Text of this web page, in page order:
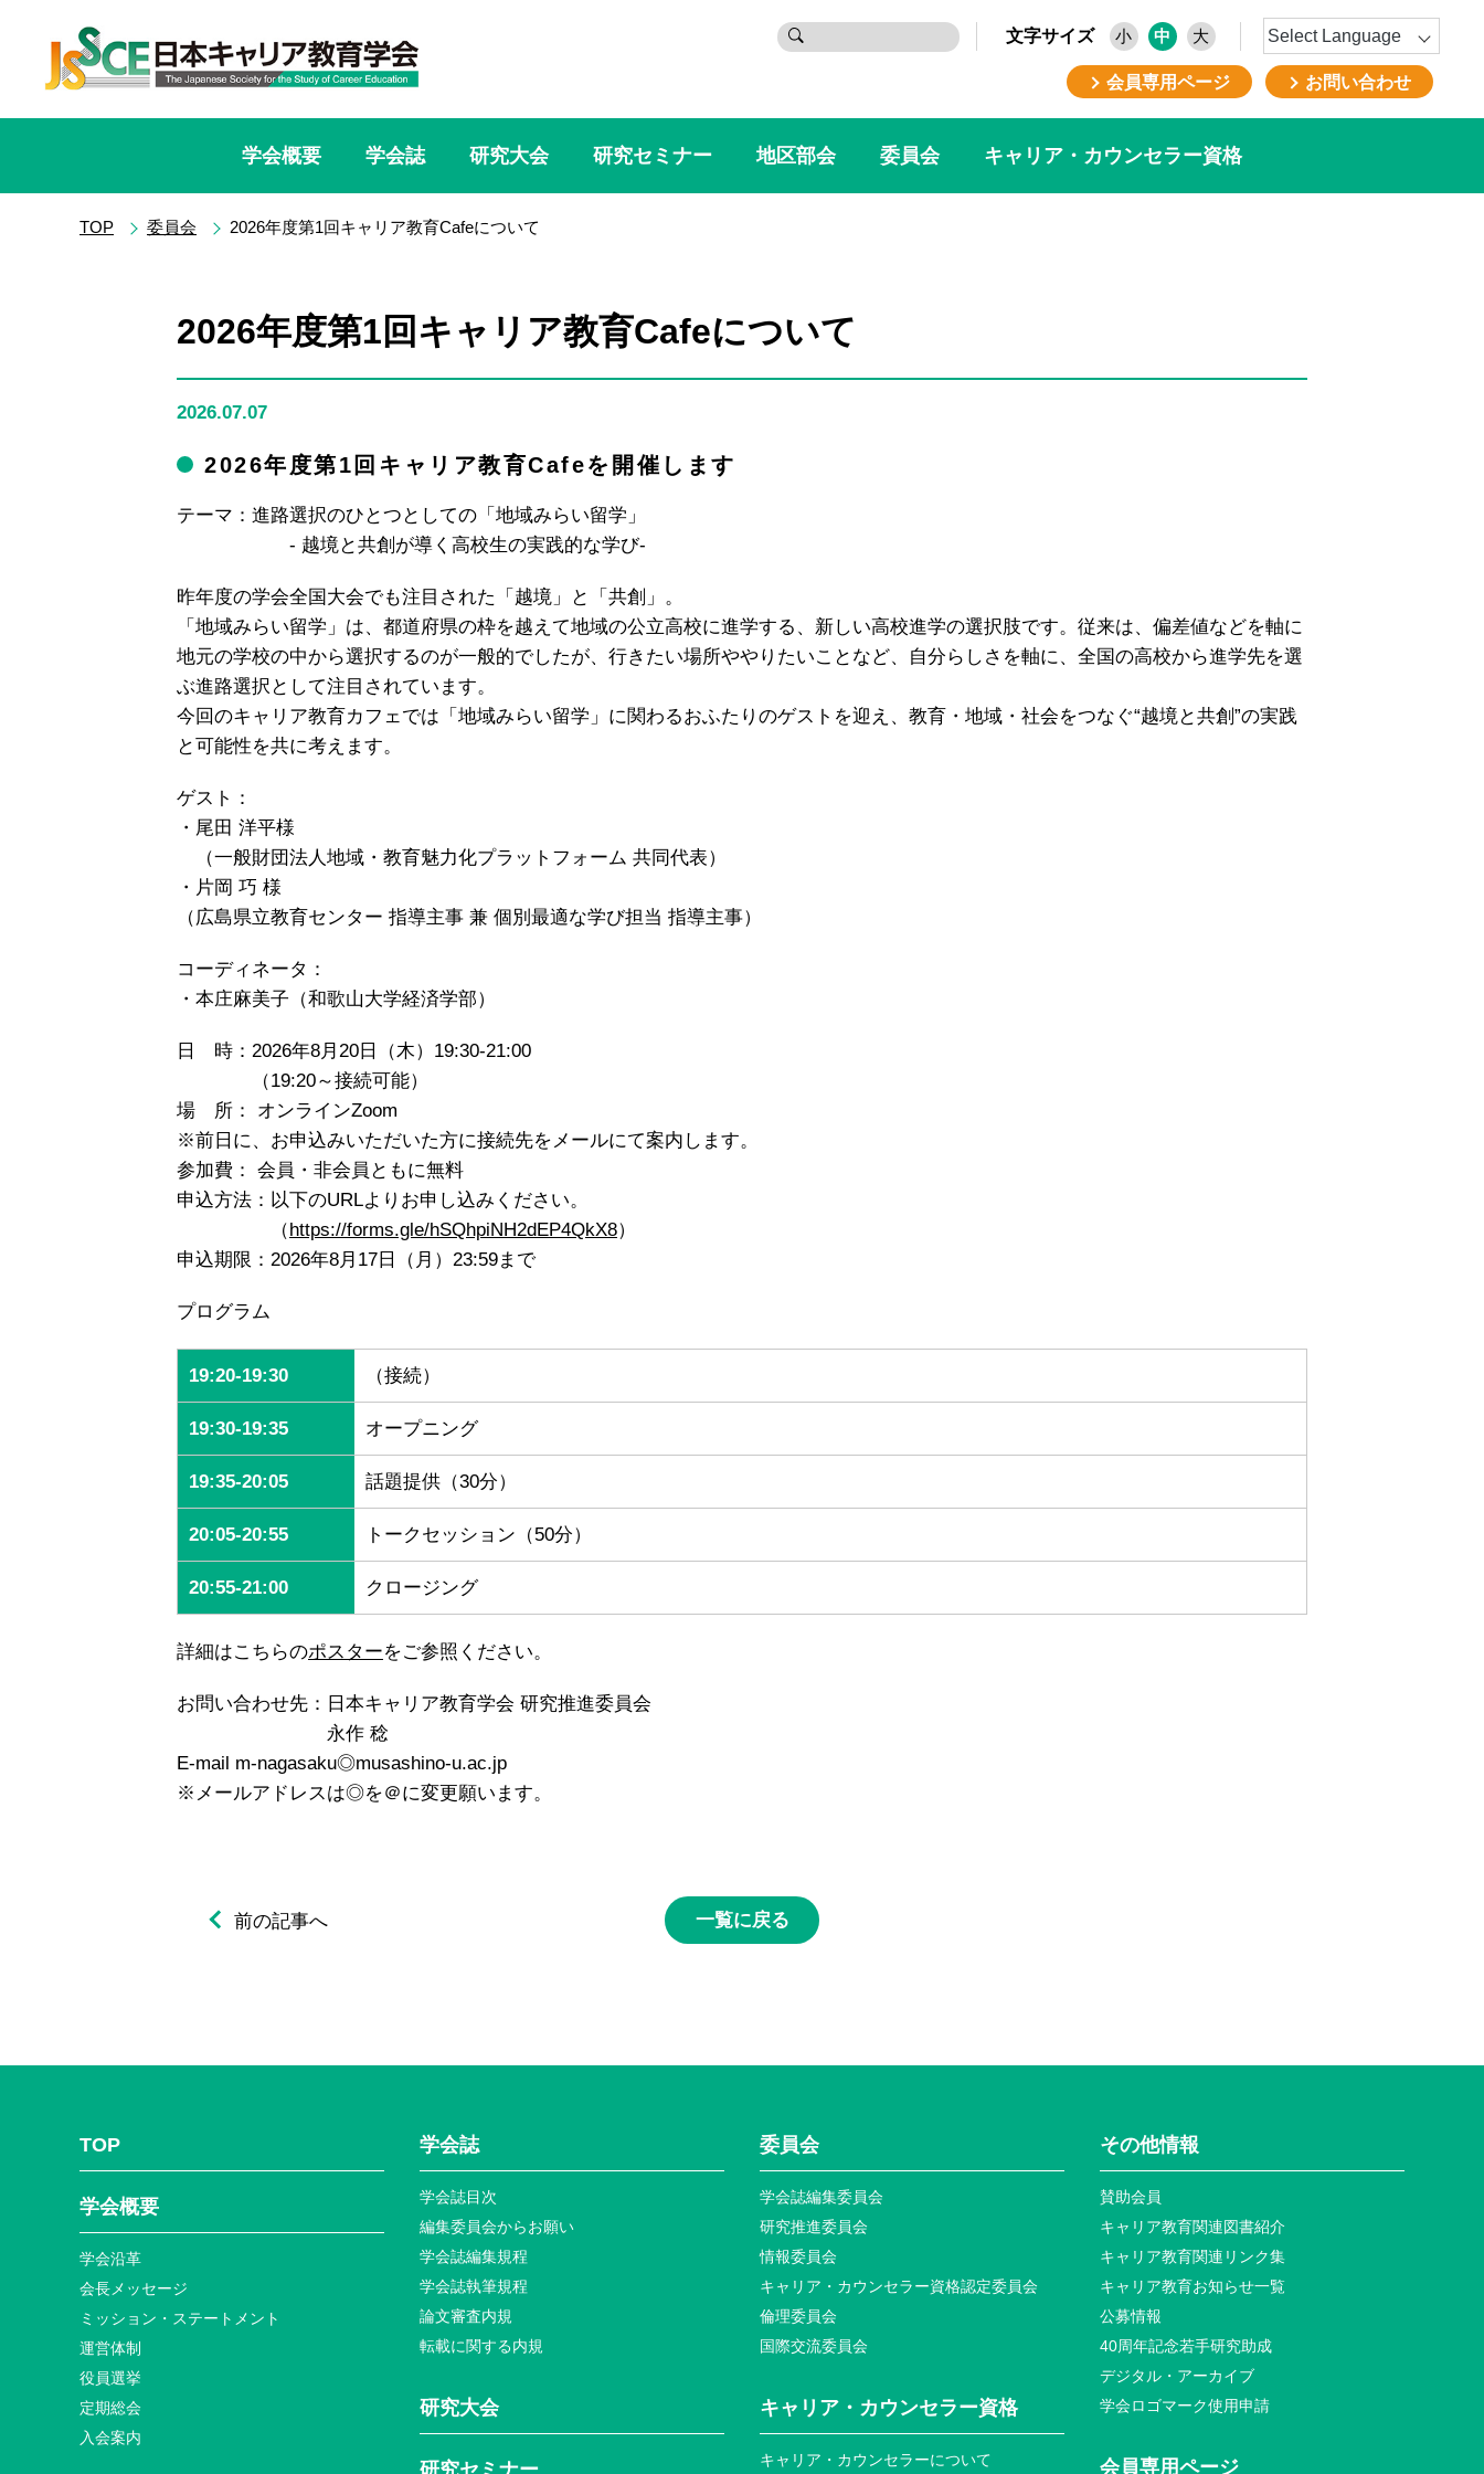
検
文字サイズ 小 中 大
会員専用ページ お問い合わせ
学会概要 学会誌 研究大会 研究セミナー 地区部会 委員会 キャリア・カウンセラー資格
TOP 委員会 2026年度第1回キャリア教育Cafeについて
2026年度第1回キャリア教育Cafeについて
2026.07.07
2026年度第1回キャリア教育Cafeを開催します
テーマ：進路選択のひとつとしての「地域みらい留学」
- 越境と共創が導く高校生の実践的な学び-
昨年度の学会全国大会でも注目された「越境」と「共創」。
「地域みらい留学」は、都道府県の枠を越えて地域の公立高校に進学する、新しい高校進学の選択肢です。従来は、偏差値などを軸に
地元の学校の中から選択するのが一般的でしたが、行きたい場所ややりたいことなど、自分らしさを軸に、全国の高校から進学先を選
ぶ進路選択として注目されています。
今回のキャリア教育カフェでは「地域みらい留学」に関わるおふたりのゲストを迎え、教育・地域・社会をつなぐ“越境と共創”の実践
と可能性を共に考えます。
ゲスト：
・尾田 洋平様
（一般財団法人地域・教育魅力化プラットフォーム 共同代表）
・片岡 巧 様
（広島県立教育センター 指導主事 兼 個別最適な学び担当 指導主事）
コーディネータ：
・本庄麻美子（和歌山大学経済学部）
日 時：2026年8月20日（木）19:30-21:00
（19:20～接続可能）
場 所： オンラインZoom
※前日に、お申込みいただいた方に接続先をメールにて案内します。
参加費： 会員・非会員ともに無料
申込方法：以下のURLよりお申し込みください。
（ https://forms.gle/hSQhpiNH2dEP4QkX8）
申込期限：2026年8月17日（月）23:59まで
プログラム
19:20-19:30 （接続）
19:30-19:35 オープニング
19:35-20:05 話題提供（30分）
20:05-20:55 トークセッション（50分）
20:55-21:00 クロージング
詳細はこちらのポスターをご参照ください。
お問い合わせ先：日本キャリア教育学会 研究推進委員会
永作 稔
E-mail m-nagasaku◎musashino-u.ac.jp
※メールアドレスは◎を＠に変更願います。
前の記事へ 一覧に戻る
TOP
学会概要
学会沿革
会長メッセージ
ミッション・ステートメント
運営体制
役員選挙
定期総会
入会案内
学会誌
学会誌目次
編集委員会からお願い
学会誌編集規程
学会誌執筆規程
論文審査内規
転載に関する内規
研究大会
委員会
学会誌編集委員会
研究推進委員会
情報委員会
キャリア・カウンセラー資格認定委員会
倫理委員会
国際交流委員会
キャリア・カウンセラー資格
キャリア・カウンセラーについて
その他情報
賛助会員
キャリア教育関連図書紹介
キャリア教育関連リンク集
キャリア教育お知らせ⼀覧
公募情報
40周年記念若⼿研究助成
デジタル・アーカイブ
学会ロゴマーク使⽤申請
会員専⽤ページ